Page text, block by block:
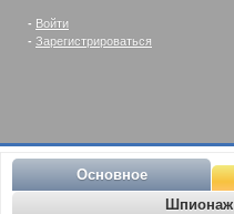
- Войти
- Зарегистрироваться
Основное
Шпионаж